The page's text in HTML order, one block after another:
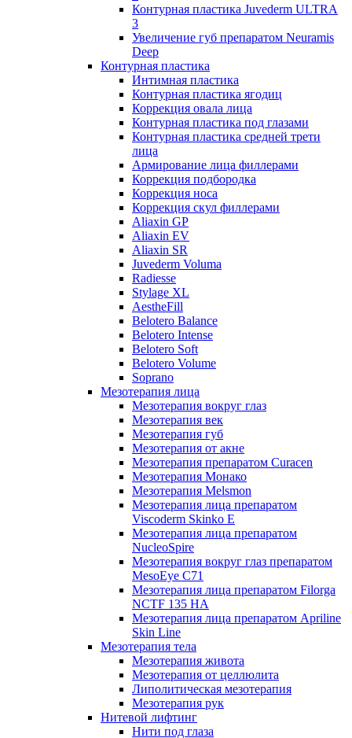
Контурная пластика Juvederm ULTRA
3
Увеличение губ препаратом Neuramis
Deep
Контурная пластика
Интимная пластика
Контурная пластика ягодиц
Коррекция овала лица
Контурная пластика под глазами
Контурная пластика средней трети
лица
Армирование лица филлерами
Коррекция подбородка
Коррекция носа
Коррекция скул филлерами
Aliaxin GP
Aliaxin EV
Aliaxin SR
Juvederm Voluma
Radiesse
Stylage XL
AestheFill
Belotero Balance
Belotero Intense
Belotero Soft
Belotero Volume
Soprano
Мезотерапия лица
Мезотерапия вокруг глаз
Мезотерапия век
Мезотерапия губ
Мезотерапия от акне
Мезотерапия препаратом Curacen
Мезотерапия Монако
Мезотерапия Melsmon
Мезотерапия лица препаратом
Viscoderm Skinko E
Мезотерапия лица препаратом
NucleoSpire
Мезотерапия вокруг глаз препаратом
MesoEye С71
Мезотерапия лица препаратом Filorga
NCTF 135 HA
Мезотерапия лица препаратом Apriline
Skin Line
Мезотерапия тела
Мезотерапия живота
Мезотерапия от целлюлита
Липолитическая мезотерапия
Мезотерапия рук
Нитевой лифтинг
Нити под глаза